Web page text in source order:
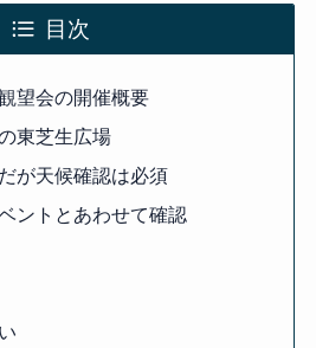
目次
望会の開催概要
東芝生広場
が天候確認は必須
ントとあわせて確認